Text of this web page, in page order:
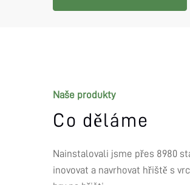
Naše produkty
Co děláme
Nainstalovali jsme přes 8980
inovovat a navrhovat hřiště s